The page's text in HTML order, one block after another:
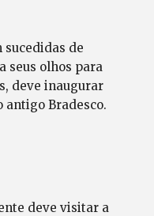
sucedidas de
seus olhos para
deve inaugurar
antigo Bradesco.
deve visitar a